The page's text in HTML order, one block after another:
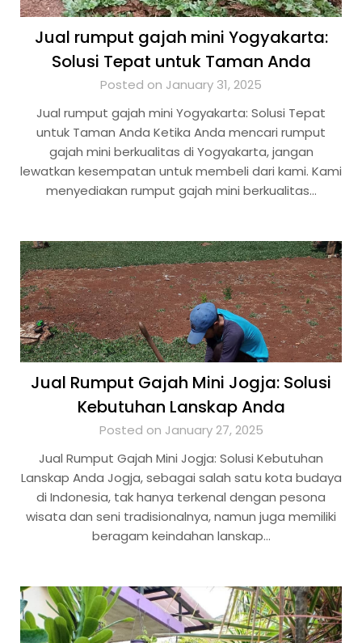
Jual rumput gajah mini Yogyakarta:
Solusi Tepat untuk Taman Anda
Posted on January 31, 2025
Jual rumput gajah mini Yogyakarta: Solusi Tepat
untuk Taman Anda Ketika Anda mencari rumput
gajah mini berkualitas di Yogyakarta, jangan
lewatkan kesempatan untuk membeli dari kami. Kami
menyediakan rumput gajah mini berkualitas…
Jual Rumput Gajah Mini Jogja: Solusi
Kebutuhan Lanskap Anda
Posted on January 27, 2025
Jual Rumput Gajah Mini Jogja: Solusi Kebutuhan
Lanskap Anda Jogja, sebagai salah satu kota budaya
di Indonesia, tak hanya terkenal dengan pesona
wisata dan seni tradisionalnya, namun juga memiliki
beragam keindahan lanskap…